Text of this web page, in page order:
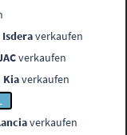
Isderaverkaufen
verkaufen
Kiaverkaufen
verkaufen